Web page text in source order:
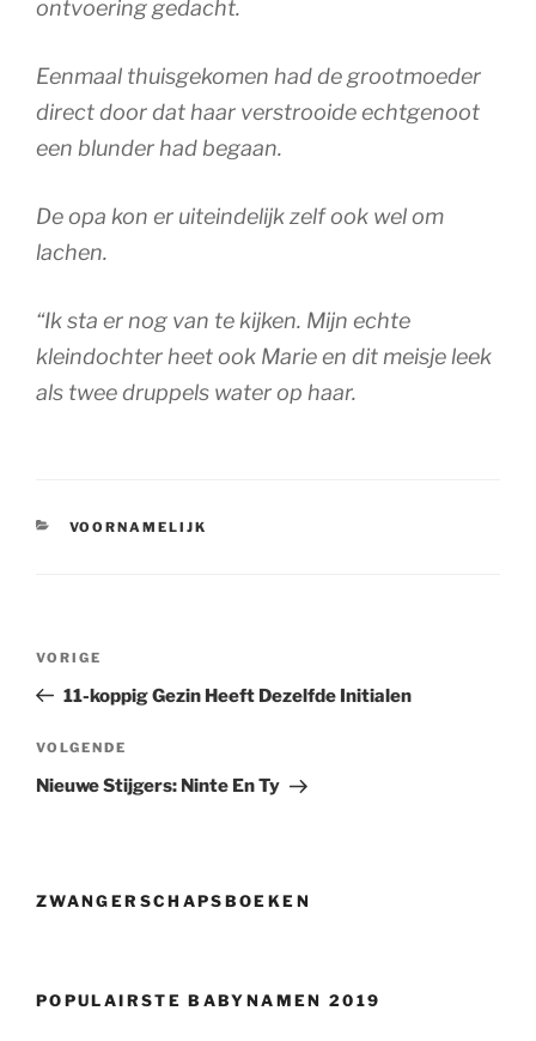
ontvoering gedacht.
Eenmaal thuisgekomen had de grootmoeder
direct door dat haar verstrooide echtgenoot
een blunder had begaan.
De opa kon er uiteindelijk zelf ook wel om
lachen.
“Ik sta er nog van te kijken. Mijn echte
kleindochter heet ook Marie en dit meisje leek
als twee druppels water op haar.
CATEGORIEËN
VOORNAMELIJK
Vorig
bericht
VORIGE
11-koppig Gezin Heeft Dezelfde Initialen
Volgend
bericht
VOLGENDE
Nieuwe Stijgers: Ninte En Ty
ZWANGERSCHAPSBOEKEN
POPULAIRSTE BABYNAMEN 2019